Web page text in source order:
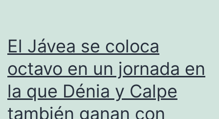
El Jávea se coloca
octavo en un jornada en
la que Dénia y Calpe
también ganan con